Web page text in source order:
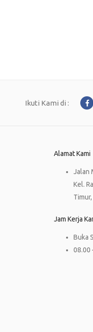
Ikuti Kami di :
Alamat Kami
Jalan
Kel.
Jam Kerja
Buka
08.00